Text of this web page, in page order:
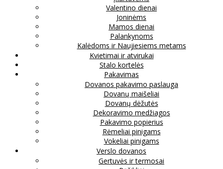
Valentino dienai
Joninėms
Mamos dienai
Palankynoms
Kalėdoms ir Naujiesiems metams
Kvietimai ir atvirukai
Stalo kortelės
Pakavimas
Dovanos pakavimo paslauga
Dovanų maišeliai
Dovanų dėžutės
Dekoravimo medžiagos
Pakavimo popierius
Rėmeliai pinigams
Vokeliai pinigams
Verslo dovanos
Gertuvės ir termosai